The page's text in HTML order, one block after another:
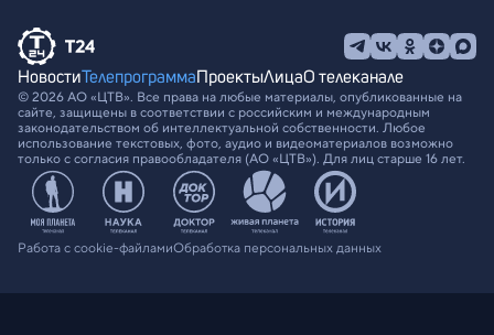
НовостиТелепрограммаПроектыЛицаО телеканале
© 2026 АО «ЦТВ». Все права на любые материалы, опубликованные на
сайте, защищены в соответствии с российским и международным
законодательством об интеллектуальной собственности. Любое
использование текстовых, фото, аудио и видеоматериалов возможно
только с согласия правообладателя (АО «ЦТВ»). Для лиц старше 16 лет.
Работа с cookie-файламиОбработка персональных данных